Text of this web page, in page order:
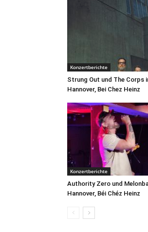
Konzertberichte
Strung Out und The Corps
Hannover, Bei Chez Heinz
Konzertberichte
Authority Zero und
Hannover, Béi Chéz Heinz